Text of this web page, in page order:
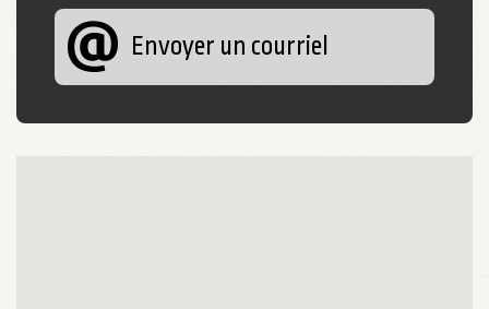
Envoyer un courriel